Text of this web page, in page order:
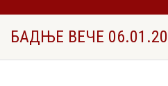
БАДЊЕ ВЕЧЕ